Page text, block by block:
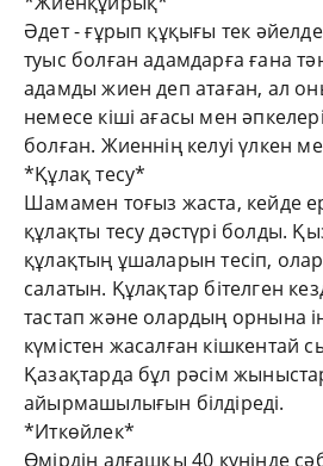
Әдет - ғұрып құқығы тек
туыс болған адамдарға ғана
адамды жиен деп атаған, ал
немесе кіші ағасы мен
болған. Жиеннің келуі үлкен
*Құлақ тесу*
Шамамен тоғыз жаста, кейде
құлақты тесу дәстүрі болды.
құлақтың ұшаларын тесіп,
салатын. Құлақтар бітелген
тастап және олардың орнына
күмістен жасалған кішкентай
Қазақтарда бұл рәсім
айырмашылығын білдіреді.
*Иткөйлек*
Өмірдің алғашқы 40 күнінде